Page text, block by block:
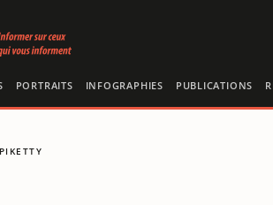
PORTRAITS INFOGRAPHIES PUBLICATIONS